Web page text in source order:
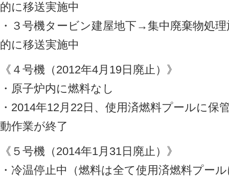
的に移送実施中
・３号機タービン建屋地下→集中廃棄物処
的に移送実施中
《４号機（2012年4月19日廃止）》
・原子炉内に燃料なし
・2014年12月22日、使用済燃料プールに
動作業が終了
《５号機（2014年1月31日廃止）》
・冷温停止中（燃料は全て使用済燃料プー